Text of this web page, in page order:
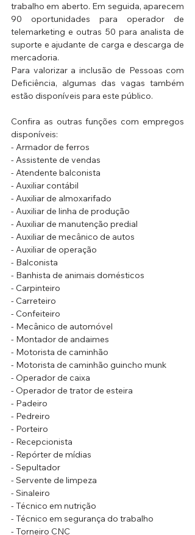
trabalho em aberto. Em seguida, aparecem
90 oportunidades para operador de
telemarketing e outras 50 para analista de
suporte e ajudante de carga e descarga de
mercadoria.
Para valorizar a inclusão de Pessoas com
Deficiência, algumas das vagas também
estão disponíveis para este público.
Confira as outras funções com empregos
disponíveis:
- Armador de ferros
- Assistente de vendas
- Atendente balconista
- Auxiliar contábil
- Auxiliar de almoxarifado
- Auxiliar de linha de produção
- Auxiliar de manutenção predial
- Auxiliar de mecânico de autos
- Auxiliar de operação
- Balconista
- Banhista de animais domésticos
- Carpinteiro
- Carreteiro
- Confeiteiro
- Mecânico de automóvel
- Montador de andaimes
- Motorista de caminhão
- Motorista de caminhão guincho munk
- Operador de caixa
- Operador de trator de esteira
- Padeiro
- Pedreiro
- Porteiro
- Recepcionista
- Repórter de mídias
- Sepultador
- Servente de limpeza
- Sinaleiro
- Técnico em nutrição
- Técnico em segurança do trabalho
- Torneiro CNC